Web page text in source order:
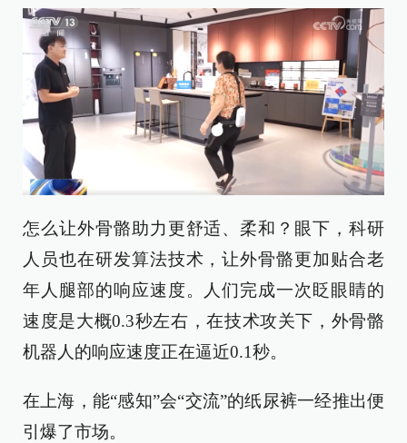
怎么让外骨骼助力更舒适、柔和？眼下，科研
人员也在研发算法技术，让外骨骼更加贴合老
年人腿部的响应速度。人们完成一次眨眼睛的
速度是大概0.3秒左右，在技术攻关下，外骨骼
机器人的响应速度正在逼近0.1秒。
在上海，能“感知”会“交流”的纸尿裤一经推出便
引爆了市场。